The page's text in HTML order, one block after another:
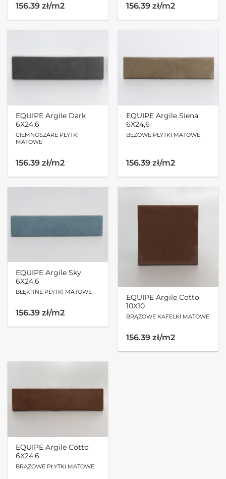
156.39 zł/m2 156.39 zł/m2
EQUIPE Argile Dark
6X24,6
CIEMNOSZARE PŁYTKI
MATOWE
156.39 zł/m2
EQUIPE Argile Siena
6X24,6
BEŻOWE PŁYTKI MATOWE
156.39 zł/m2
EQUIPE Argile Sky
6X24,6
BŁĘKITNE PŁYTKI MATOWE
156.39 zł/m2
EQUIPE Argile Cotto
10X10
BRĄZOWE KAFELKI MATOWE
156.39 zł/m2
EQUIPE Argile Cotto
6X24,6
BRĄZOWE PŁYTKI MATOWE